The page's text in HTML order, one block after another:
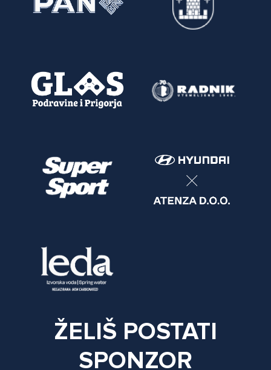
ŽELIŠ POSTATI
SPONZOR